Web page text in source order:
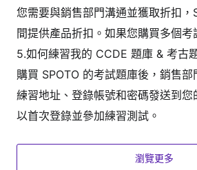
您需要與銷售部門溝通並獲取折扣，
間提供產品折扣。如果您購買多個考
5.如何練習我的 CCDE 題庫 & 考古
購買 SPOTO 的考試題庫後，銷售
練習地址、登錄帳號和密碼發送到
以首次登錄並參加練習測試。
瀏覽更多